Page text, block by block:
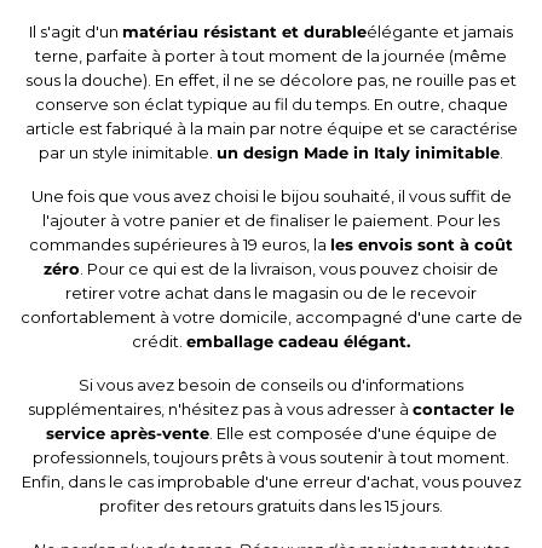
Il s'agit d'un matériau résistant et durableélégante et jamais
terne, parfaite à porter à tout moment de la journée (même
sous la douche). En effet, il ne se décolore pas, ne rouille pas et
conserve son éclat typique au fil du temps. En outre, chaque
article est fabriqué à la main par notre équipe et se caractérise
par un style inimitable. un design Made in Italy inimitable
Une fois que vous avez choisi le bijou souhaité, il vous suffit de
l'ajouter à votre panier et de finaliser le paiement. Pour les
commandes supérieures à 19 euros, la les envois sont à coût
zéro . Pour ce qui est de la livraison, vous pouvez choisir de
retirer votre achat dans le magasin ou de le recevoir
confortablement à votre domicile, accompagné d'une carte de
crédit. emballage cadeau élégant.
Si vous avez besoin de conseils ou d'informations
supplémentaires, n'hésitez pas à vous adresser à contacter le
service après-vente. Elle est composée d'une équipe de
professionnels, toujours prêts à vous soutenir à tout moment.
Enfin, dans le cas improbable d'une erreur d'achat, vous pouvez
profiter des retours gratuits dans les 15 jours.